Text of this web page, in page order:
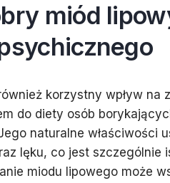
miód
korzystny wpływ
do diety osób
naturalne właściwości
lęku, co jest szczególnie
miodu lipowego może